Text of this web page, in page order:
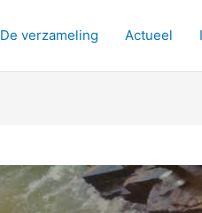
De verzameling Actueel